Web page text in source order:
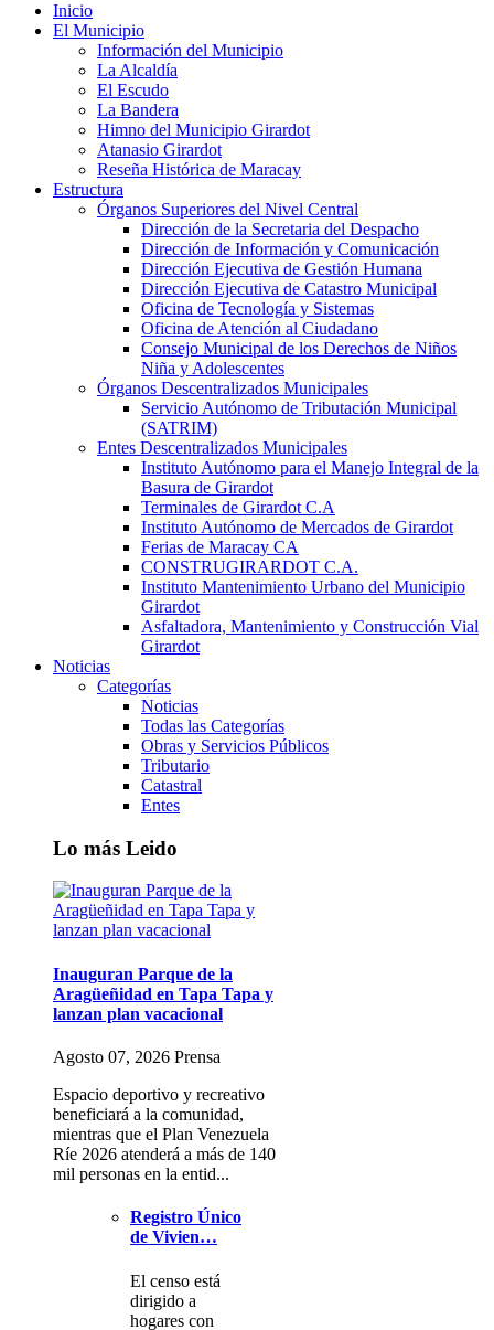
Inicio
El Municipio
Información del Municipio
La Alcaldía
El Escudo
La Bandera
Himno del Municipio Girardot
Atanasio Girardot
Reseña Histórica de Maracay
Estructura
Órganos Superiores del Nivel Central
Dirección de la Secretaria del Despacho
Dirección de Información y Comunicación
Dirección Ejecutiva de Gestión Humana
Dirección Ejecutiva de Catastro Municipal
Oficina de Tecnología y Sistemas
Oficina de Atención al Ciudadano
Consejo Municipal de los Derechos de Niños
Niña y Adolescentes
Órganos Descentralizados Municipales
Servicio Autónomo de Tributación Municipal
(SATRIM)
Entes Descentralizados Municipales
Instituto Autónomo para el Manejo Integral de la
Basura de Girardot
Terminales de Girardot C.A
Instituto Autónomo de Mercados de Girardot
Ferias de Maracay CA
CONSTRUGIRARDOT C.A.
Instituto Mantenimiento Urbano del Municipio
Girardot
Asfaltadora, Mantenimiento y Construcción Vial
Girardot
Noticias
Categorías
Noticias
Todas las Categorías
Obras y Servicios Públicos
Tributario
Catastral
Entes
Lo más Leido
Inauguran Parque de la
Aragüeñidad en Tapa Tapa y
lanzan plan vacacional
Agosto 07, 2026 Prensa
Espacio deportivo y recreativo
beneficiará a la comunidad,
mientras que el Plan Venezuela
Ríe 2026 atenderá a más de 140
mil personas en la entid...
Registro Único
de Vivien…
El censo está
dirigido a
hogares con